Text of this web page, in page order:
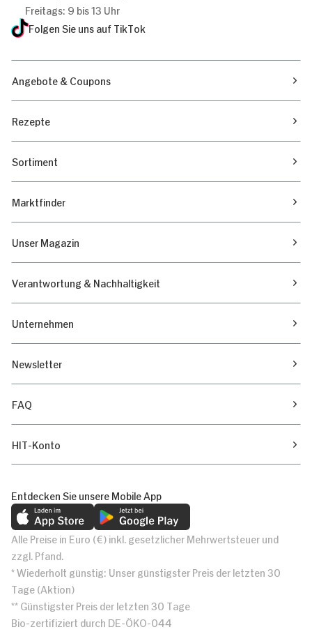
Freitags: 9 bis 13 Uhr
Folgen Sie uns auf TikTok
Angebote & Coupons
Rezepte
Sortiment
Marktfinder
Unser Magazin
Verantwortung & Nachhaltigkeit
Unternehmen
Newsletter
FAQ
HIT-Konto
Entdecken Sie unsere Mobile App
Alle Preise in Euro (€) inkl. gesetzlicher Mehrwertsteuer und
zzgl. Pfand.
* Wiederholt günstig: Unser günstigster Preis der letzten 30
Tage (Aktion)
** Günstigster Preis der letzten 30 Tage
Bio-zertifiziert durch DE-ÖKO-044